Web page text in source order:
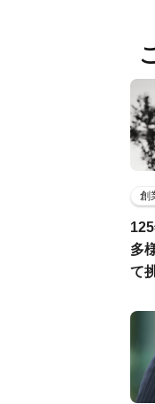
創
多
て